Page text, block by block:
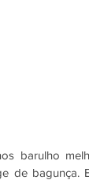
barulho
de bagunça.